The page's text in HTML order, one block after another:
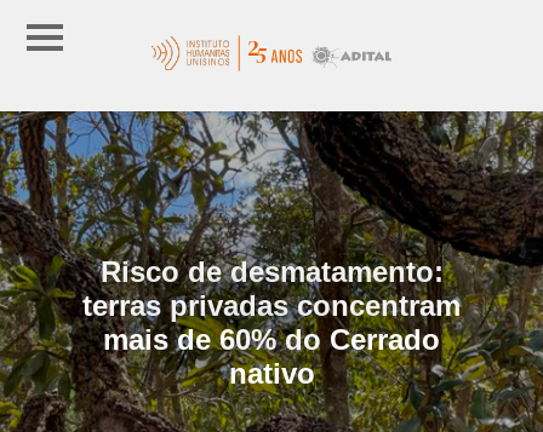
Risco de desmatamento:
terras privadas concentram
mais de 60% do Cerrado
nativo